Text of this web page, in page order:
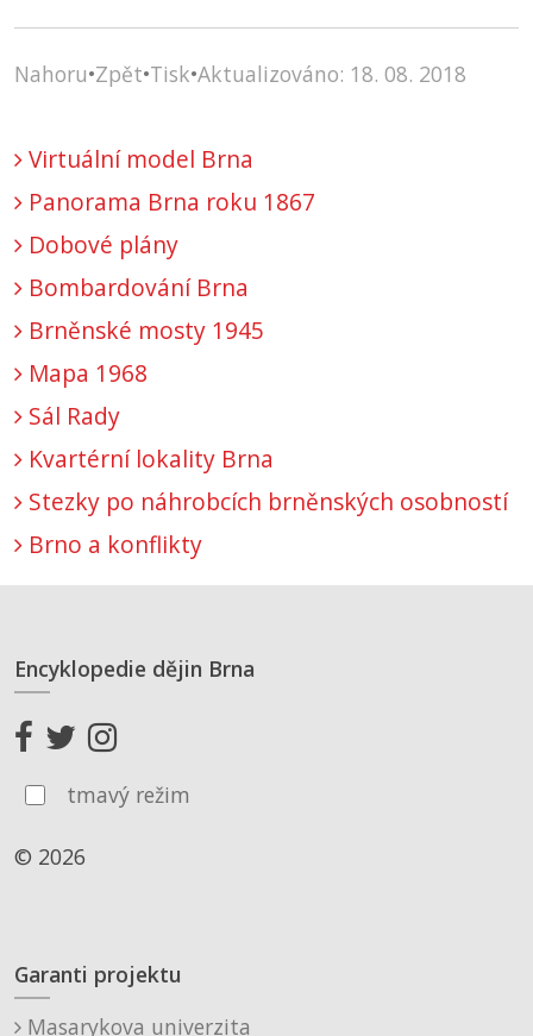
Nahoru•Zpět•Tisk•Aktualizováno: 18. 08. 2018
Virtuální model Brna
Panorama Brna roku 1867
Dobové plány
Bombardování Brna
Brněnské mosty 1945
Mapa 1968
Sál Rady
Kvartérní lokality Brna
Stezky po náhrobcích brněnských osobností
Brno a konflikty
Encyklopedie dějin Brna
tmavý režim
© 2026
Garanti projektu
Masarykova univerzita